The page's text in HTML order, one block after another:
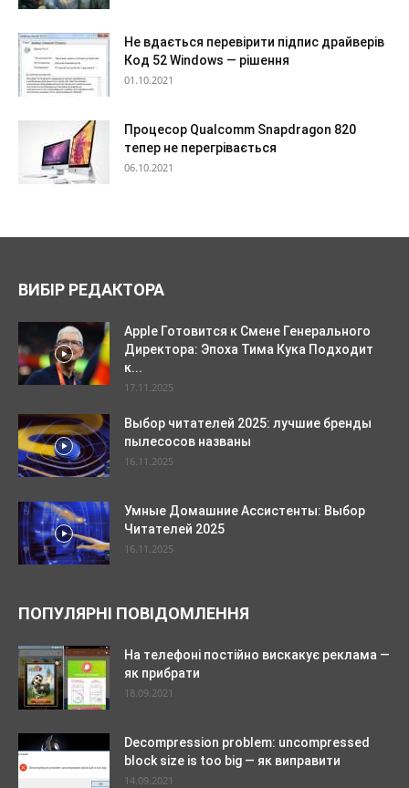
Не вдається перевірити підпис драйверів
Код 52 Windows — рішення
01.10.2021
Процесор Qualcomm Snapdragon 820
тепер не перегрівається
06.10.2021
ВИБІР РЕДАКТОРА
Apple Готовится к Смене Генерального
Директора: Эпоха Тима Кука Подходит
к...
17.11.2025
Выбор читателей 2025: лучшие бренды
пылесосов названы
16.11.2025
Умные Домашние Ассистенты: Выбор
Читателей 2025
16.11.2025
ПОПУЛЯРНІ ПОВІДОМЛЕННЯ
На телефоні постійно вискакує реклама —
як прибрати
18.09.2021
Decompression problem: uncompressed
block size is too big — як виправити
14.09.2021